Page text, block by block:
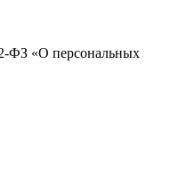
ФЗ «О персональных